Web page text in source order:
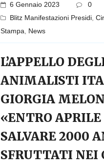
6 Gennaio 2023
0
Blitz Manifestazioni Presidi
Stampa
News
L’APPELLO
ANIMALISTI
GIORGIA
«ENTRO
SALVARE 2000
SFRUTTATI NEI